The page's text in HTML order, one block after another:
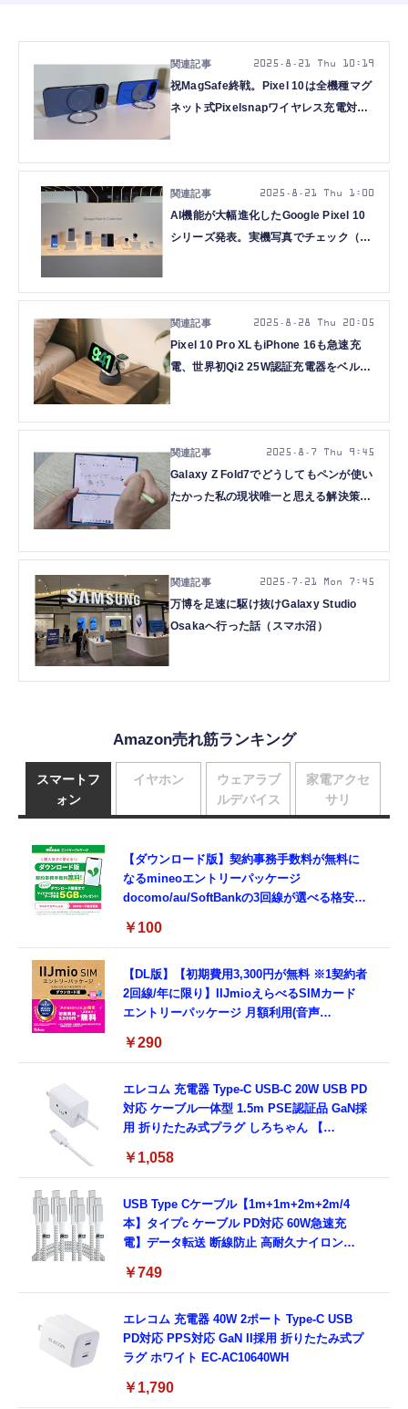
祝MagSafe終戦。Pixel 10は全機種マグ
ネット式Pixelsnapワイヤレス充電対
2025.8.21 Thu 10:19
AI機能が大幅進化したGoogle Pixel 10
シリーズ発表。実機写真でチェック（ス
2025.8.21 Thu 1:00
Pixel 10 Pro XLもiPhone 16も急速充
電、世界初Qi2 25W認証充電器をベルキ
2025.8.28 Thu 20:05
Galaxy Z Fold7でどうしてもペンが使い
たかった私の現状唯一と思える解決策
2025.8.7 Thu 9:45
万博を足速に駆け抜けGalaxy Studio
Osakaへ行った話（スマホ沼）
2025.7.21 Mon 7:45
Amazon売れ筋ランキング
スマートフ
ォン
【ダウンロード版】契約事務手数料が無料に
なるmineoエントリーパッケージ
docomo/au/SoftBankの3回線が選べる格安
￥100
【DL版】【初期費用3,300円が無料 ※1契約者
2回線/年に限り】IIJmioえらべるSIMカード
エントリーパッケージ 月額利用(音声
プリペイド)[ドコモ回線]IM-B327
￥290
エレコム 充電器 Type-C USB-C 20W USB PD
対応 ケーブル一体型 1.5m PSE認証品 GaN採
用 折りたたみ式プラグ しろちゃん 【
￥1,058
USB Type Cケーブル【1m+1m+2m+2m/4
本】タイプc ケーブル PD対応 60W急速充
電】データ転送 断線防止 高耐久ナイロン
MacBook、iPad Pro/Air、Galaxy、Sony、
￥749
エレコム 充電器 40W 2ポート Type-C USB
PD対応 PPS対応 GaN II採用 折りたたみ式プ
ラグ ホワイト EC-AC10640WH
￥1,790
イヤホン
ウェアラブ
ルデバイス
家電アクセ
サリ